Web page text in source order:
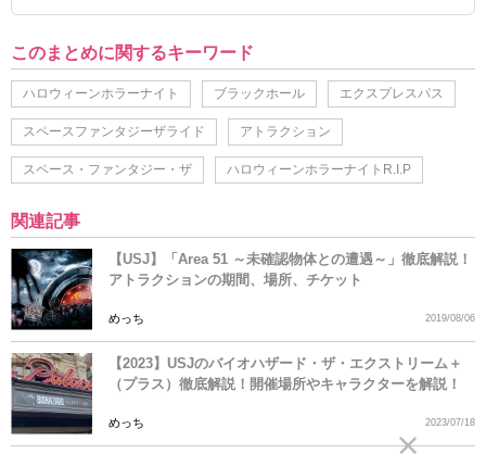
このまとめに関するキーワード
ハロウィーンホラーナイト ブラックホール エクスプレスパス
スペースファンタジーザライド アトラクション
スペース・ファンタジー・ザ ハロウィーンホラーナイトR.I.P
関連記事
【USJ】「Area 51 ～未確認物体との遭遇～」徹底解説！
アトラクションの期間、場所、チケット
めっち 2019/08/06
【2023】USJのバイオハザード・ザ・エクストリーム＋
（プラス）徹底解説！開催場所やキャラクターを解説！
めっち 2023/07/18